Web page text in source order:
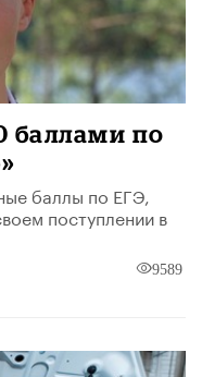
баллами по
баллы по ЕГЭ,
поступлении в
9589